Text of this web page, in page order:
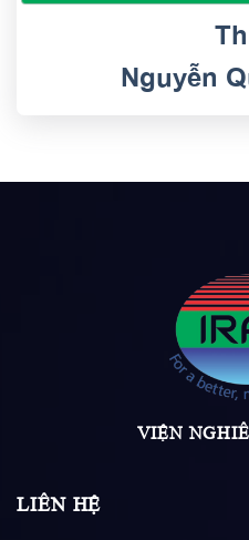
Nguyễn
VIỆN
LIÊN HỆ